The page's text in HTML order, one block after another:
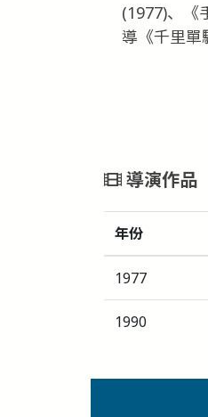
(1977)、《
導《千里單
導演作品
年份
1977
1990